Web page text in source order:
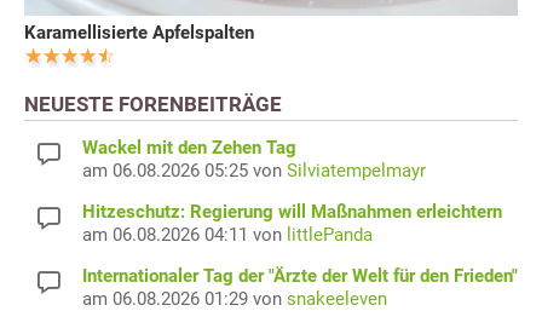
Karamellisierte Apfelspalten
NEUESTE FORENBEITRÄGE
Wackel mit den Zehen Tag
am 06.08.2026 05:25 von Silviatempelmayr
Hitzeschutz: Regierung will Maßnahmen erleichtern
am 06.08.2026 04:11 von littlePanda
Internationaler Tag der "Ärzte der Welt für den Frieden"
am 06.08.2026 01:29 von snakeeleven